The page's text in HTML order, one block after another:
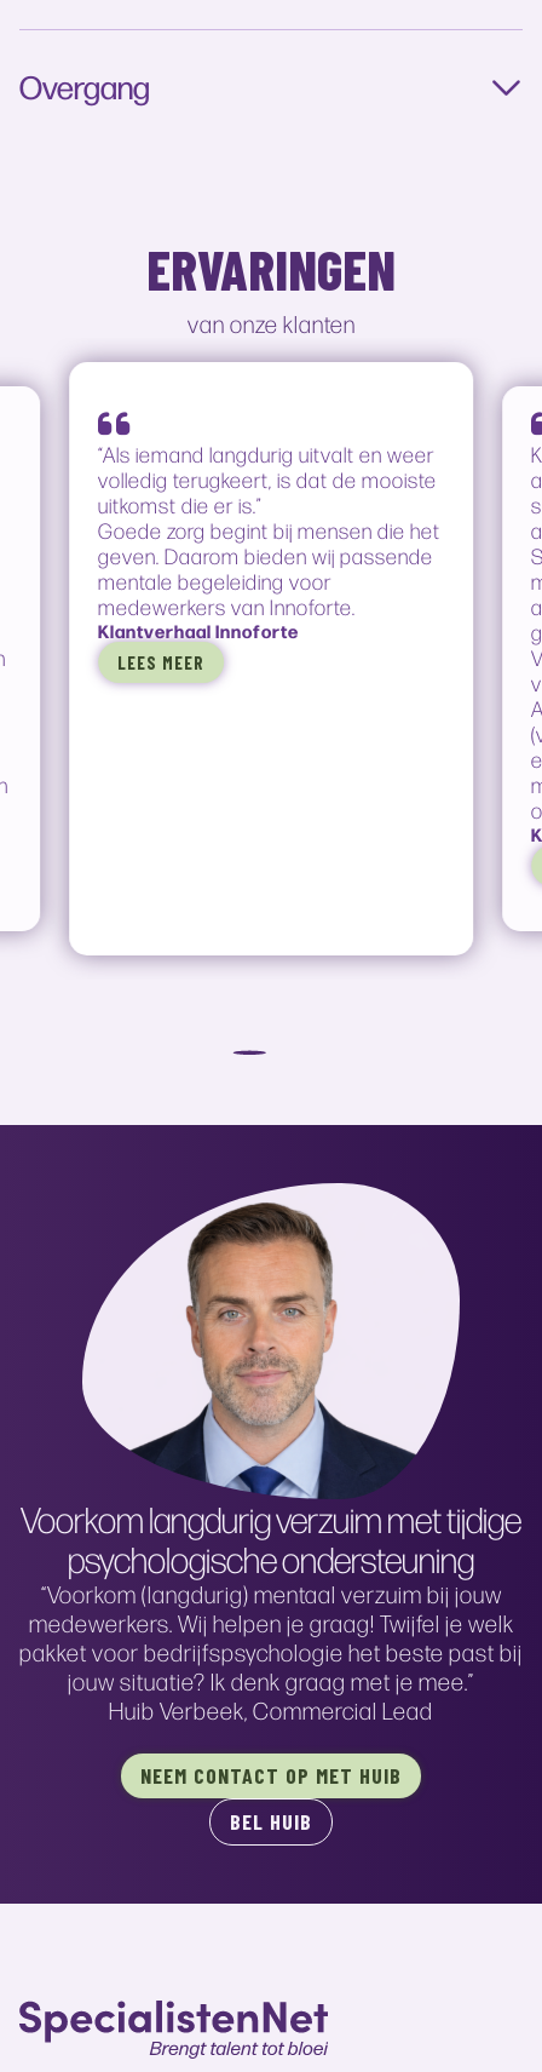
Overgang
ERVARINGEN
van onze klanten
“Als iemand langdurig uitvalt en weer
volledig terugkeert, is dat de mooiste
uitkomst die er is.”
Goede zorg begint bij mensen die het
geven. Daarom bieden wij passende
mentale begeleiding voor
medewerkers van Innoforte.
Klantverhaal Innoforte
LEES MEER
Voorkom langdurig verzuim met tijdige
psychologische ondersteuning
“Voorkom (langdurig) mentaal verzuim bij jouw
medewerkers. Wij helpen je graag! Twijfel je welk
pakket voor bedrijfspsychologie het beste past bij
jouw situatie? Ik denk graag met je mee.”
Huib Verbeek, Commercial Lead
NEEM CONTACT OP MET HUIB
BEL HUIB